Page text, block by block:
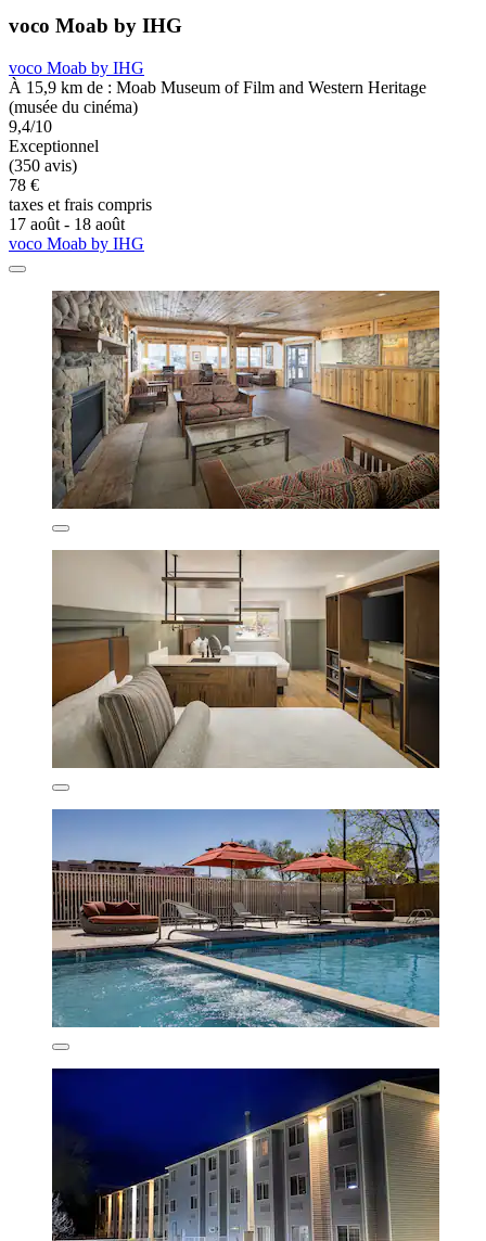
voco Moab by IHG
voco Moab by IHG
À 15,9 km de : Moab Museum of Film and Western Heritage
(musée du cinéma)
9,4/10
Exceptionnel
(350 avis)
78 €
taxes et frais compris
17 août - 18 août
voco Moab by IHG